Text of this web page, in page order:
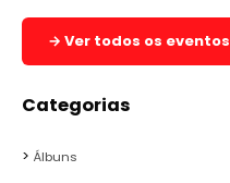
→ Ver todos os eventos
Categorias
Álbuns